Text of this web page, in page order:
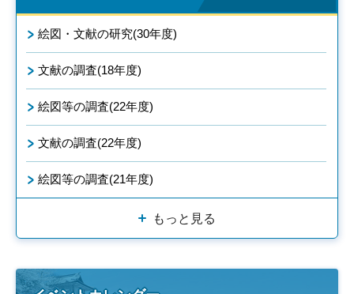
絵図・文献の研究(30年度)
文献の調査(18年度)
絵図等の調査(22年度)
文献の調査(22年度)
絵図等の調査(21年度)
もっと見る